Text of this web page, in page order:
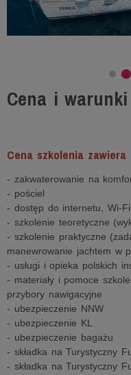
Cena i
Cena szkolenia zawiera
- zakwaterowanie na
- pościel
- dostęp do internetu, Wi-
- szkolenie teoretyczne
- szkolenie praktyczne
manewrowanie jachtem w
- usługi i opieka polskich
- materiały i pomoce
przybory nawigacyjne
- ubezpieczenie NNW
- ubezpieczenie KL
- ubezpieczenie bagażu
- składka na Turystyczny
- składka na Turystyczny